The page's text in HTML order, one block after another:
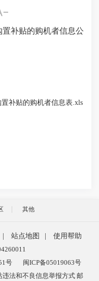
补贴的购机者信息公
补贴的购机者信息表.xls
其他
站点地图
使用帮助
号
闽ICP备05019063号
法和不良信息举报方式 邮